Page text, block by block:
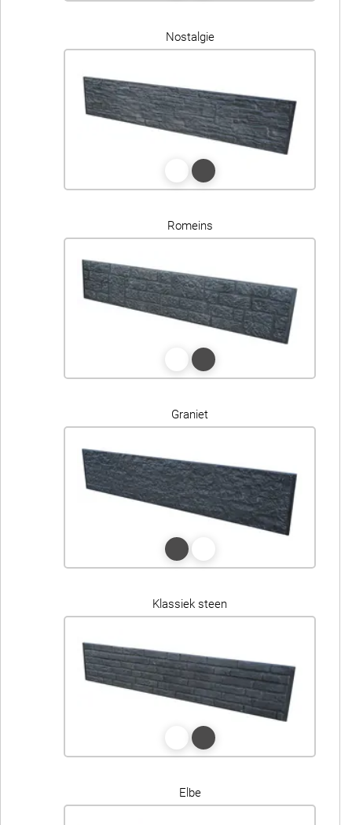
Nostalgie
Romeins
Graniet
Klassiek steen
Elbe